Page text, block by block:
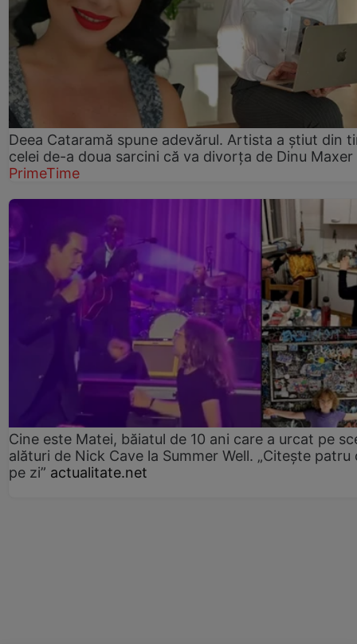
Deea Cataramă spune adevărul. Artista a știut din
celei de-a doua sarcini că va divorța de Dinu Maxer
PrimeTime
Cine este Matei, băiatul de 10 ani care a urcat pe
alături de Nick Cave la Summer Well. „Citește patru
pe zi” actualitate.net